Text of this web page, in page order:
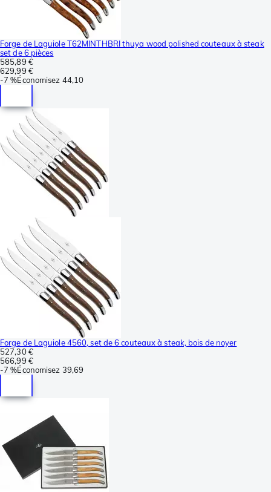
Forge de Laguiole T62MINTHBRI thuya wood polished couteaux à steak
set de 6 pièces
585,89 €
629,99 €
-7 %Économisez 44,10
Forge de Laguiole 4560, set de 6 couteaux à steak, bois de noyer
527,30 €
566,99 €
-7 %Économisez 39,69